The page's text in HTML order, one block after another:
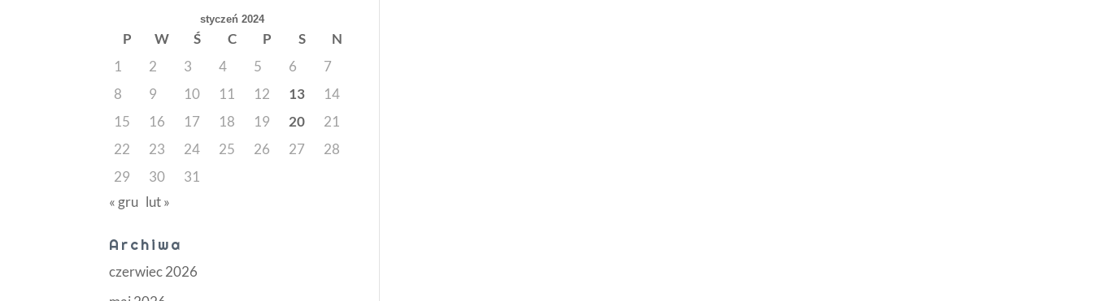
styczeń 2024
P W Ś C P S
N
1
2 3 4 5 6
7
8
9 10 11 12 13
14
15
16 17 18 19 20
21
22
23 24 25 26 27
28
29
30
31
« gru lut »
Archiwa
czerwiec 2026